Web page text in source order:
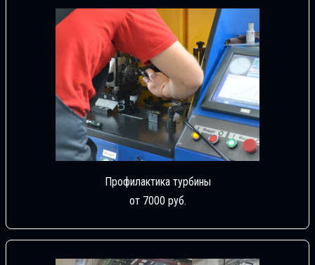
Профилактика турбины
от 7000 руб.